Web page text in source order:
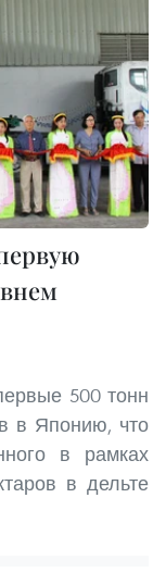
500 тонн
в Японию, что
в рамках
в дельте